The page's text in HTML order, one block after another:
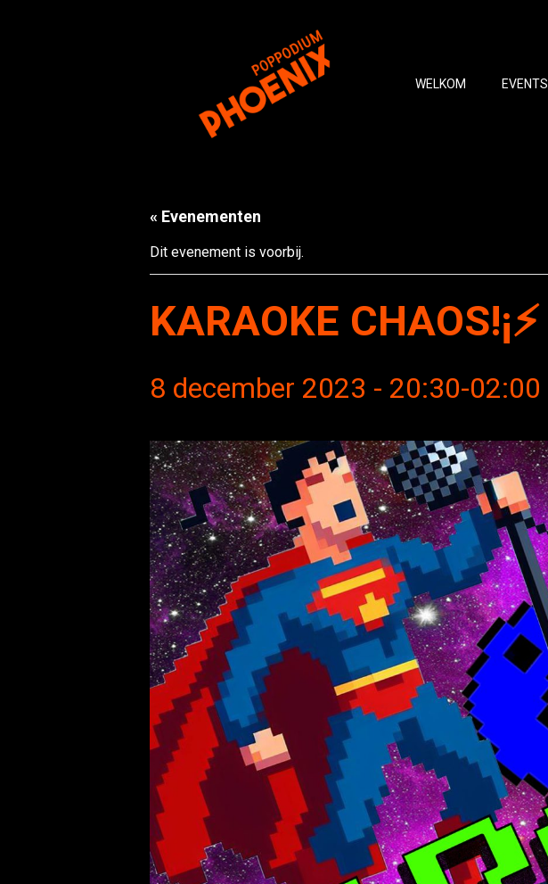
WELKOM EVENTS
« Evenementen
Dit evenement is voorbij.
KARAOKE CHAOS!¡⚡
8 december 2023 - 20:30-02:00